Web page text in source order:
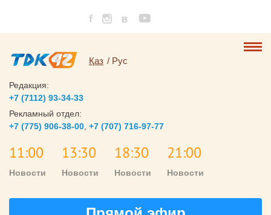
Қаз Рус
Редакция:
+7 (7112) 93-34-33
Рекламный отдел:
+7 (775) 906-38-00 +7 (707) 716-97-77
11:00
Новости
13:30
Новости
18:30
Новости
21:00
Новости